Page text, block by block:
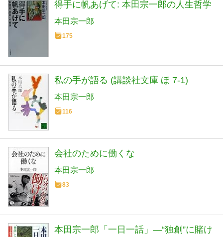
得手に帆あげて: 本田宗一郎の人生哲学
本田宗一郎
175
私の手が語る (講談社文庫 ほ 7-1)
本田宗一郎
116
会社のために働くな
本田宗一郎
83
本田宗一郎「一日一話」―“独創”に賭け